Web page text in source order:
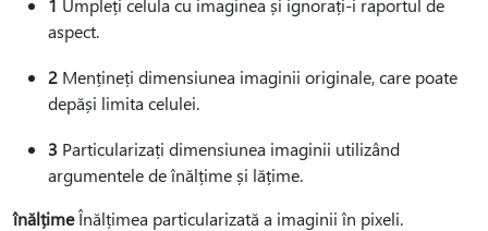
1 Umpleți celula cu imaginea și ignorați-i raportul de
aspect.
2 Mențineți dimensiunea imaginii originale, care poate
depăși limita celulei.
3 Particularizați dimensiunea imaginii utilizând
argumentele de înălțime și lățime.
înălțimeÎnălțimea particularizată a imaginii în pixeli.